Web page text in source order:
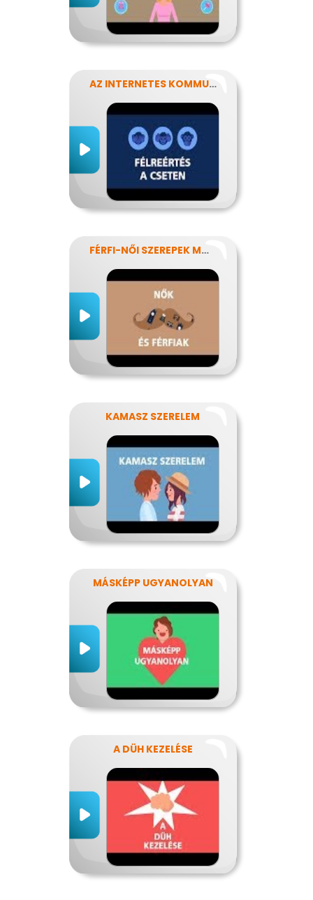
AZ INTERNETES KOMMUNIKÁCIÓ NÉHÁNY SAJÁTOSSÁGA
FÉRFI-NŐI SZEREPEK MODERN SZEMMEL
KAMASZ SZERELEM
MÁSKÉPP UGYANOLYAN
A DÜH KEZELÉSE